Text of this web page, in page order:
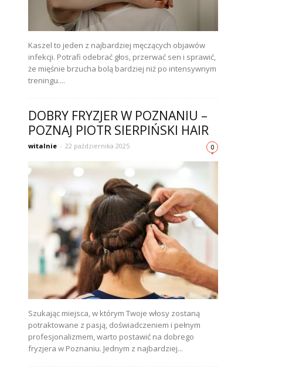
Kaszel to jeden z najbardziej męczących objawów
infekcji. Potrafi odebrać głos, przerwać sen i sprawić,
że mięśnie brzucha bolą bardziej niż po intensywnym
treningu....
DOBRY FRYZJER W POZNANIU –
POZNAJ PIOTR SIERPIŃSKI HAIR
witalnie - 22 października 2025 0
Szukając miejsca, w którym Twoje włosy zostaną
potraktowane z pasją, doświadczeniem i pełnym
profesjonalizmem, warto postawić na dobrego
fryzjera w Poznaniu. Jednym z najbardziej...